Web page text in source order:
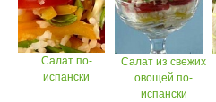
Салат по-
испански
Салат из свежих
овощей по-
испански